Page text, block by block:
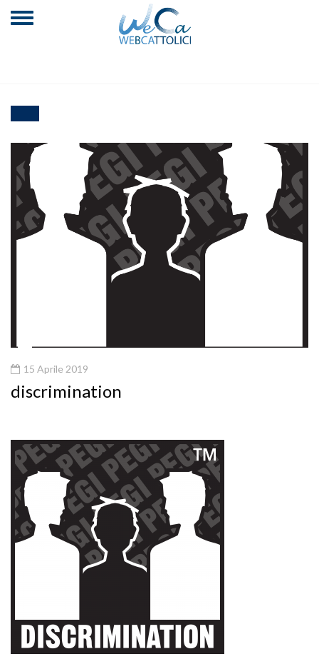
15 Aprile 2019
discrimination